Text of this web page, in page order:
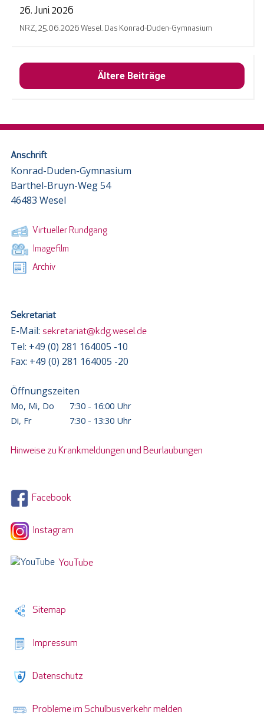
26. Juni 2026
NRZ, 25.06.2026 Wesel. Das Konrad-Duden-Gymnasium
Ältere Beiträge
Anschrift
Konrad-Duden-Gymnasium
Barthel-Bruyn-Weg 54
46483 Wesel
Virtueller Rundgang
Imagefilm
Archiv
Sekretariat
E-Mail: sekretariat@kdg.wesel.de
Tel: +49 (0) 281 164005 -10
Fax: +49 (0) 281 164005 -20
Öffnungszeiten
Mo, Mi, Do
7:30 - 16:00 Uhr
Di, Fr
7:30 - 13:30 Uhr
Hinweise zu Krankmeldungen und Beurlaubungen
Facebook
Instagram
YouTube
Sitemap
Impressum
Datenschutz
Probleme im Schulbusverkehr melden